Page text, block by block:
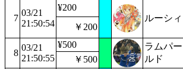
7
03/21
21:50:54
¥200
ルーシィ
￥200
8
03/21
21:50:55
¥500
ラムパー
ルド
￥500